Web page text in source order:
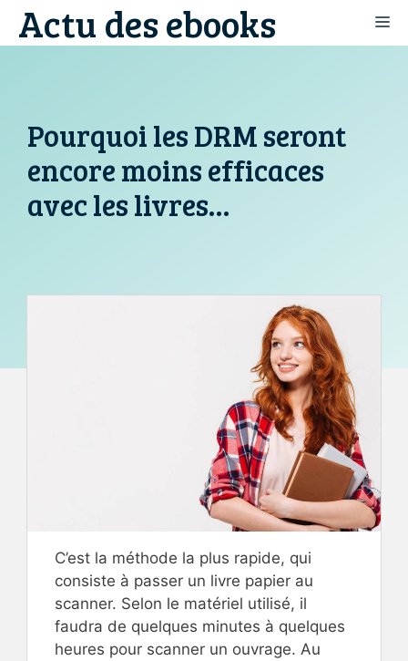
AllerActu des ebooks
Pourquoi les DRM seront
encore moins efficaces
avec les livres…
C’est la méthode la plus rapide, qui
consiste à passer un livre papier au
scanner. Selon le matériel utilisé, il
faudra de quelques minutes à quelques
heures pour scanner un ouvrage. Au